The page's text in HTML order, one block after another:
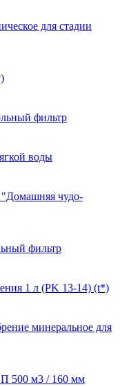
для стадии
фильтр
воды
"Домашняя чудо-
фильтр
1 л (PK 13-14) (t*)
минеральное для
500 м3 / 160 мм